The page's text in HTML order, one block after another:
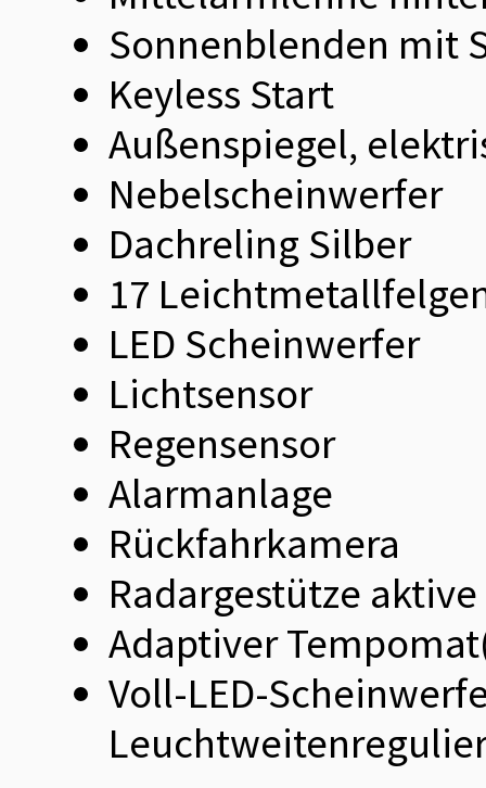
Sonnenblenden mit
Keyless Start
Außenspiegel,
Nebelscheinwerfer
Dachreling Silber
17
LED Scheinwerfer
Lichtsensor
Regensensor
Alarmanlage
Rückfahrkamera
Radargestütze
Adaptiver
Voll-LED-